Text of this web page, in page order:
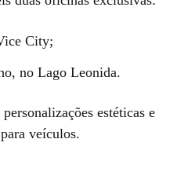
City;
no Lago Leonida.
estéticas e
veículos.